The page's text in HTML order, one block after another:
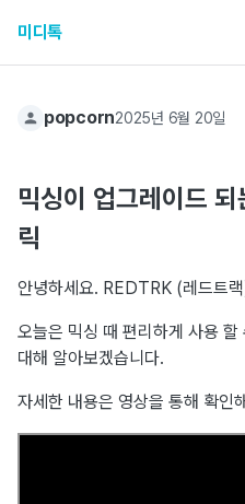
미디톡
popcorn2025년 6월 20일
믹싱이 업그레이드
릭
안녕하세요. REDTRK (레드트
오늘은 믹싱 때 편리하게 사용 할
대해 알아보겠습니다.
자세한 내용은 영상을 통해 확인